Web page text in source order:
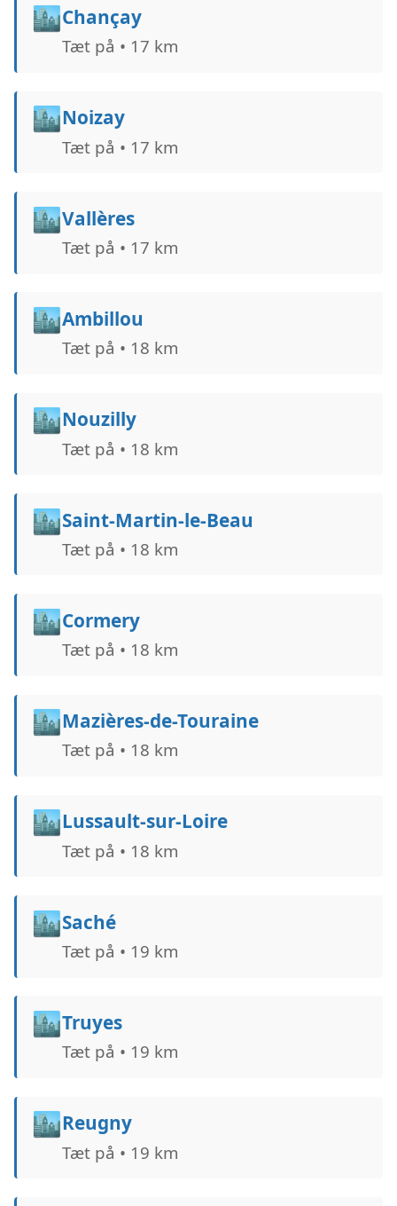
🏙️Chançay
Tæt på • 17 km
🏙️Noizay
Tæt på • 17 km
🏙️Vallères
Tæt på • 17 km
🏙️Ambillou
Tæt på • 18 km
🏙️Nouzilly
Tæt på • 18 km
🏙️Saint-Martin-le-Beau
Tæt på • 18 km
🏙️Cormery
Tæt på • 18 km
🏙️Mazières-de-Touraine
Tæt på • 18 km
🏙️Lussault-sur-Loire
Tæt på • 18 km
🏙️Saché
Tæt på • 19 km
🏙️Truyes
Tæt på • 19 km
🏙️Reugny
Tæt på • 19 km